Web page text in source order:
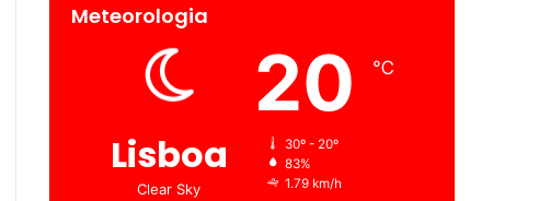
Meteorologia
Lisboa
Clear Sky
20 ℃
30º - 20º
83%
1.79 km/h